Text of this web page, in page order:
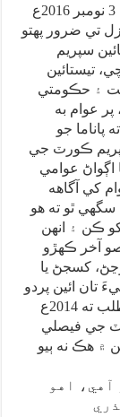
پورا ٿيا آهن ۽ عدالت فيصلو محفوظ ڪيو آهي. 3 نومبر 2016ع
تي ضرور پهتو
سپريم
تيستائين
۽ حڪومتي
عوام به
پاناما جو
ڪورٽ جي
اڳواڻ عوامي
کي آگاهه
سگهي ٿو ته هو
ڪن ۽ انهن
آخر ڪهڙو
کسجڻ يا
تان ائين پردو
کڻندا، جيئن جاويد هاشمي کڻندو رهيو آهي؟ مطلب ته 2014ع
جي فيصلي
۾ هڪ نه ٻيو
آهي، اهو